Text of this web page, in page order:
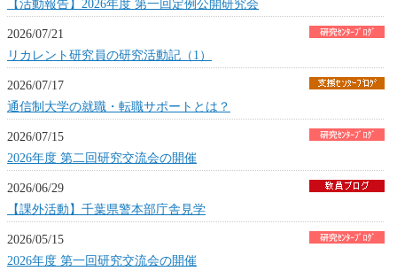
【活動報告】2026年度 第一回定例公開研究会
2026/07/21
リカレント研究員の研究活動記（1）
2026/07/17
通信制大学の就職・転職サポートとは？
2026/07/15
2026年度 第二回研究交流会の開催
2026/06/29
【課外活動】千葉県警本部庁舎見学
2026/05/15
2026年度 第一回研究交流会の開催